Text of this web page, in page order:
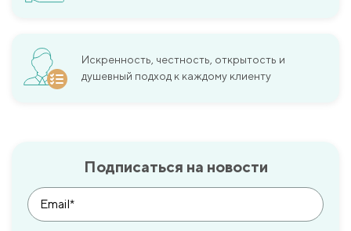
Искренность, честность, открытость и
душевный подход к каждому клиенту
Подписаться на новости